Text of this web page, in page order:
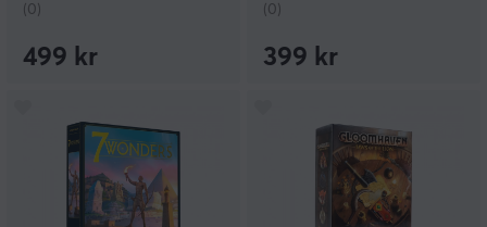
(0)
499 kr
(0)
399 kr